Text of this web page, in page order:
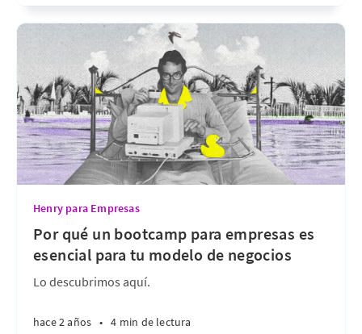
Henry para Empresas
Por qué un bootcamp para empresas es
esencial para tu modelo de negocios
Lo descubrimos aquí.
hace 2 años • 4 min de lectura